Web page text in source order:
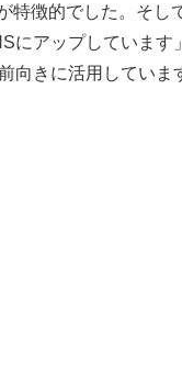
特徴的でした。そし
にアップしていま
向きに活用していま